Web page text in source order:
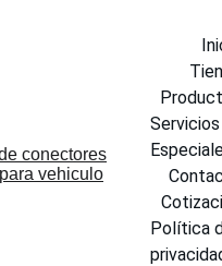
Servicios
Política